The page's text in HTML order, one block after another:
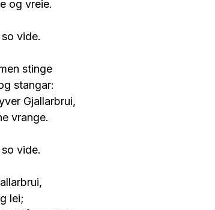
og vreie.
vide.
stinge
stangar:
Gjallarbrui,
vrange.
vide.
lei;